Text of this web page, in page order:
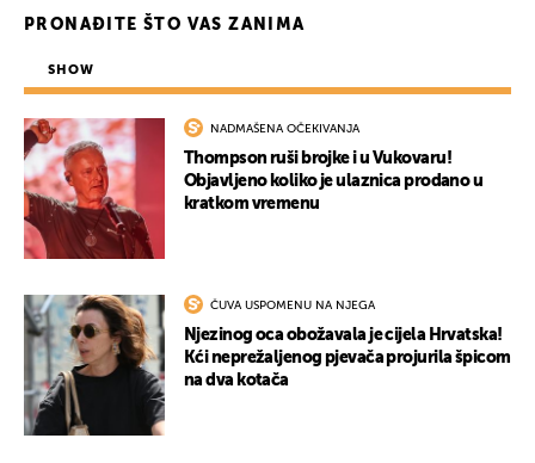
PRONAĐITE ŠTO VAS ZANIMA
SHOW
NADMAŠENA OČEKIVANJA
Thompson ruši brojke i u Vukovaru!
Objavljeno koliko je ulaznica prodano u
kratkom vremenu
ČUVA USPOMENU NA NJEGA
Njezinog oca obožavala je cijela Hrvatska!
Kći neprežaljenog pjevača projurila špicom
na dva kotača